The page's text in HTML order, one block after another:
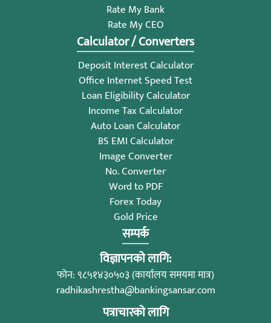
Rate My Bank
Rate My CEO
Calculator / Converters
Deposit Interest Calculator
Office Internet Speed Test
Loan Eligibility Calculator
Income Tax Calculator
Auto Loan Calculator
BS EMI Calculator
Image Converter
No. Converter
Word to PDF
Forex Today
Gold Price
सम्पर्क
विज्ञापनको लागि:
फोन: ९८५१४३०५०३ (कार्यालय समयमा मात्र)
radhikashrestha@bankingsansar.com
पत्राचारको लागि